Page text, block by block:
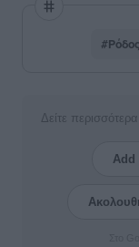
#Ρόδος
Δείτε